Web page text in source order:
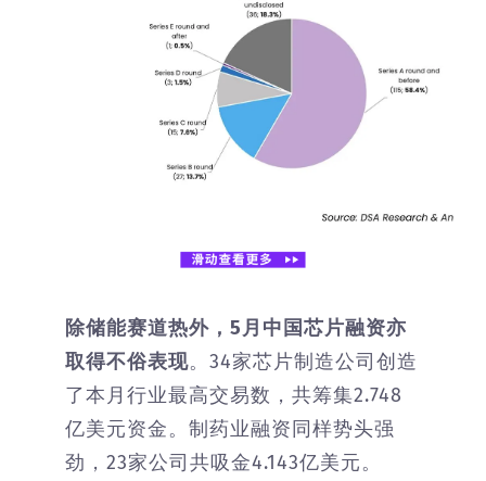
除储能赛道热外，5月中国芯片融资亦
取得不俗表现。34家芯片制造公司创造
了本月行业最高交易数，共筹集2.748
亿美元资金。制药业融资同样势头强
劲，23家公司共吸金4.143亿美元。